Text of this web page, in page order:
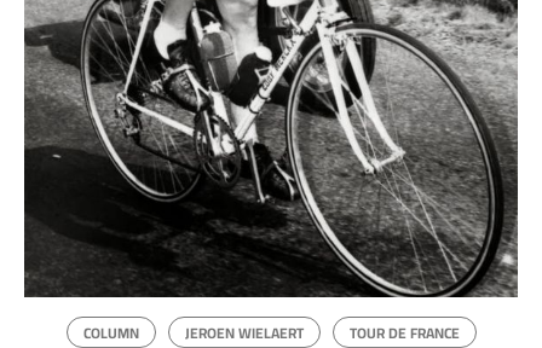
COLUMN JEROEN WIELAERT TOUR DE FRANCE